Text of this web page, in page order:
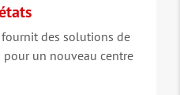
des solutions de
pour un nouveau centre